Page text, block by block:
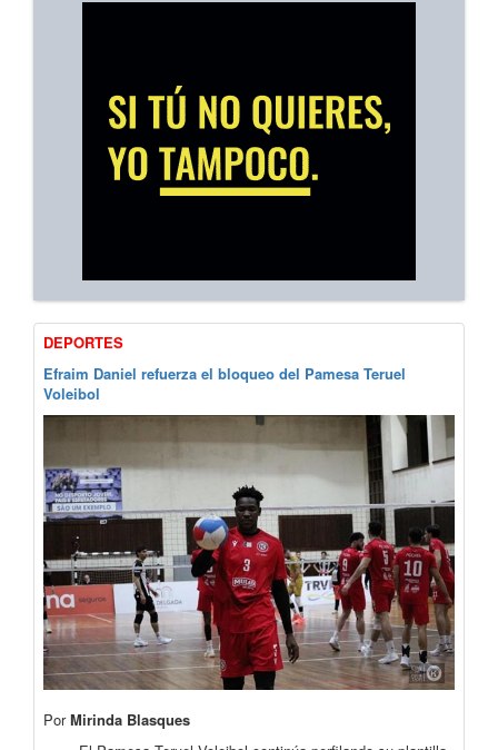
DEPORTES
Efraim Daniel refuerza el bloqueo del Pamesa Teruel
Voleibol
PorMirinda Blasques